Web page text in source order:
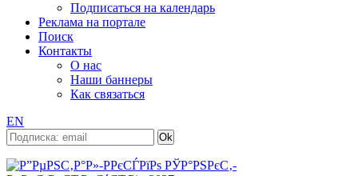
Подписаться на календарь
Реклама на портале
Поиск
Контакты
О нас
Наши баннеры
Как связаться
EN